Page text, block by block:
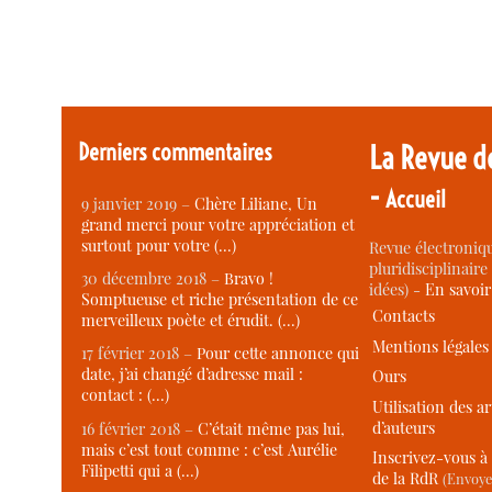
Derniers commentaires
9 janvier 2019 –Chère Liliane, Un
grand merci pour votre appréciation et
surtout pour votre (…)
30 décembre 2018 –Bravo !
Somptueuse et riche présentation de ce
merveilleux poète et érudit. (…)
17 février 2018 –Pour cette annonce qui
date, j’ai changé d’adresse mail :
contact : (…)
16 février 2018 –C’était même pas lui,
mais c’est tout comme : c’est Aurélie
Filipetti qui a (…)
La Revue
-Accueil
Revue
idées) -En
Contacts
Mentions légales
Ours
Utilisation des
d’auteurs
Inscrivez-vous
de la RdR